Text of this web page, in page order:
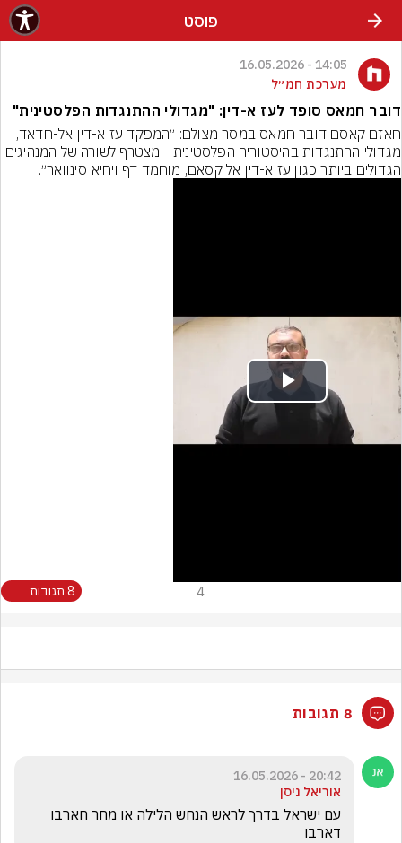
פוסט
14:05 - 16.05.2026
מערכת חמ״ל
דובר חמאס סופד לעז א-דין: "מגדולי ההתנגדות הפלסטינית"
הגדולים ביותר כגון עז א-דין אל קסאם, מוחמד דף ויחיא סינוואר״.
Play
Video
4 8 תגובות
8 תגובות
20:42 - 16.05.2026
אוריאל ניסן
דארבו